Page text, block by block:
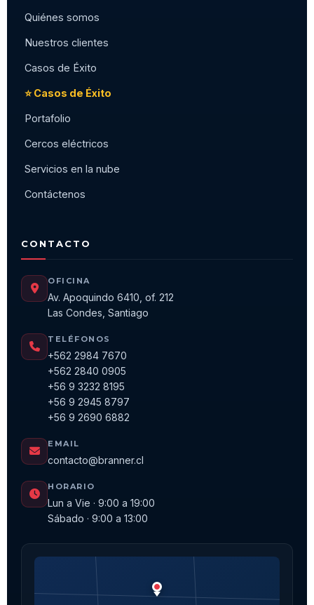
Quiénes somos
Nuestros clientes
Casos de Éxito
⭐ Casos de Éxito
Portafolio
Cercos eléctricos
Servicios en la nube
Contáctenos
CONTACTO
OFICINA
Av. Apoquindo 6410, of. 212
Las Condes, Santiago
TELÉFONOS
+562 2984 7670
+562 2840 0905
+56 9 3232 8195
+56 9 2945 8797
+56 9 2690 6882
EMAIL
contacto@branner.cl
HORARIO
Lun a Vie · 9:00 a 19:00
Sábado · 9:00 a 13:00